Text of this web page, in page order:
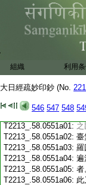
組織 利用
大日經疏妙印鈔 (No.
546 547 548
T2213_.58.0550c20:
T2213_.58.0550c21:
T2213_.58.0550c22:
T2213_.58.0550c23:
T2213_.58.0550c26:三
T2213_.58.0550c27:可
T2213_.58.0550c28: 問
T2213_.58.0551a01:
T2213_.58.0551a02: 臺
T2213_.58.0551a03: 羅
T2213_.58.0551a04: 遍
T2213_.58.0551a05: 者
T2213_.58.0551a06: